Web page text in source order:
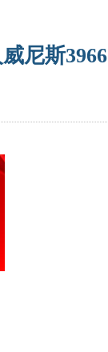
尼斯3966